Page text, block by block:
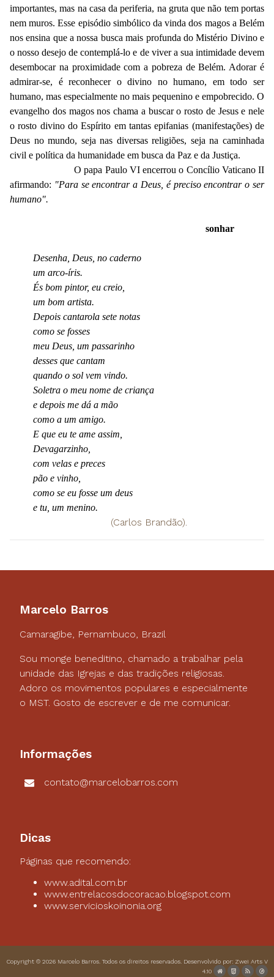
importantes, mas na casa da periferia, na gruta que não tem portas
nem muros. Esse episódio simbólico da vinda dos magos a Belém
nos ensina que a nossa busca mais profunda do Mistério Divino e
o nosso desejo de contemplá-lo e de viver a sua intimidade devem
desembocar na proximidade com a pobreza de Belém. Adorar é
admirar-se, é reconhecer o divino no humano, em todo ser
humano, mas especialmente no mais pequenino e empobrecido. O
evangelho dos magos nos chama a buscar o rosto de Jesus e nele
o rosto divino do Espírito em tantas epifanias (manifestações) de
Deus no mundo, seja nas diversas religiões, seja na caminhada
civil e política da humanidade em busca da Paz e da Justiça.
O papa Paulo VI encerrou o Concílio Vaticano II
afirmando: "Para se encontrar a Deus, é preciso encontrar o ser
humano".
sonhar
Desenha, Deus, no caderno
um arco-íris.
És bom pintor, eu creio,
um bom artista.
Depois cantarola sete notas
como se fosses
meu Deus, um passarinho
desses que cantam
quando o sol vem vindo.
Soletra o meu nome de criança
e depois me dá a mão
como a um amigo.
E que eu te ame assim,
Devagarzinho,
com velas e preces
pão e vinho,
como se eu fosse um deus
e tu, um menino.
(Carlos Brandão).
Marcelo Barros
Camaragibe, Pernambuco, Brazil
Sou monge beneditino, chamado a trabalhar pela
unidade das Igrejas e das tradições religiosas.
Adoro os movimentos populares e especialmente
o MST. Gosto de escrever e de me comunicar.
Informações
contato@marcelobarros.com
Dicas
Páginas que recomendo:
www.adital.com.br
www.entrelacosdocoracao.blogspot.com
www.servicioskoinonia.org
Copyright © 2026 Marcelo Barros . Todos os direitos reservados. Desenvolvido por: Zwei Arts V
4.10